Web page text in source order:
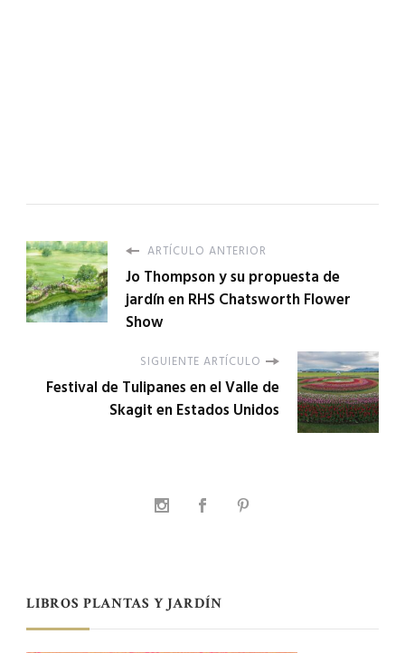
ARTÍCULO ANTERIOR
Jo Thompson y su propuesta de
jardín en RHS Chatsworth Flower
Show
SIGUIENTE ARTÍCULO
Festival de Tulipanes en el Valle de
Skagit en Estados Unidos
LIBROS PLANTAS Y JARDÍN